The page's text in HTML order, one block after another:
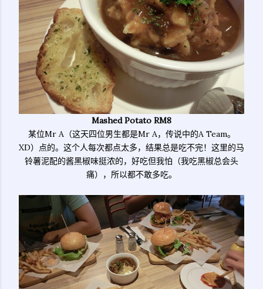
Mashed Potato RM8
某位Mr A（这天四位男生都是Mr A，传说中的A Team。
XD）点的。这个人每次都点太多，结果总是吃不完！这里的马
铃薯泥配的酱黑椒味挺浓的，好吃但我怕（我吃黑椒总会头
痛），所以都不敢多吃。